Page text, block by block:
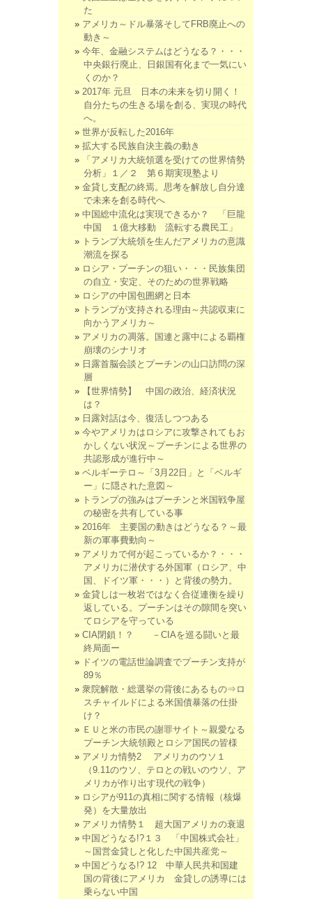
た
アメリカ～ドル暴落そしてFRB廃止への
動き～
今年、金融システムはどうなる？・・・
中央銀行廃止、日銀国有化まで一気にい
くのか？
2017年 元旦 日本の未来を切り開く！
自分たちの生きる場を創る、実現の時代
へ。
世界が反転した2016年
拡大する民族自決主義の動き
「アメリカ大統領選を受けての世界情勢
分析」１／２ 第６期実現塾より
金貸し支配の終焉。思考を解放し自分達
で未来を創る時代へ
中国総中流化は実現できるか？ 「巨龍
中国 １億大移動 流転する農民工」
トランプ大統領を生んだアメリカの意識
潮流を探る
ロシア・プーチンの狙い・・・民族集団
の自立・安定、そのための世界戦略
ロシアの中国包囲網と日本
トランプが支持される理由～共認収束に
向かうアメリカ～
アメリカの凋落。国連と露中による覇権
崩壊のシナリオ
日露首脳会談とプーチンの山口訪問の深
層
【世界情勢】 中国の政治、経済状況
は？
日露対話は今、復活しつつある
今やアメリカはロシアに攻撃されてもお
かしくない状況～プーチンによる世界の
共認形成が進行中～
ベルギーテロ～「3月22日」と「ベルギ
ー」に隠された意図～
トランプの強みはプーチンと米国戦争屋
の秘密を共有している事
2016年 主要国の動きはどうなる？～最
新の軍事費動向～
アメリカで何が起こっているか？・・・
アメリカに潜伏する外国軍（ロシア、中
国、ドイツ軍・・・）と背後の勢力。
金貸しは一枚岩ではなく合従連衡を繰り
返している。プーチンはその隙間を突い
てロシアを守っている
CIA閉鎖！？ －CIAを巡る闘いと最
終局面ー
ドイツの電話世論調査でプーチン支持が
89％
衆院解散・総選挙の背後にあるもの⇒ロ
スチャイルドによる米国債暴落の仕掛
け？
ＥＵと米の市民の謝罪サイト～親愛なる
プーチン大統領殿とロシア国民の皆様
アメリカ情勢2 アメリカのウソ１
（9.11のウソ、テロとの戦いのウソ、ア
メリカが作り出す現代の戦争）
ロシアが911の真相に関する情報（核爆
発）を大量放出
アメリカ情勢１ 超大国アメリカの衰退
中国どうなる!?１３ 「中国株式会社」
～国営金貸しと化した中国共産党～
中国どうなる!? 12 中華人民共和国建
国の背後にアメリカ 金貸しの誘導には
乗らない中国